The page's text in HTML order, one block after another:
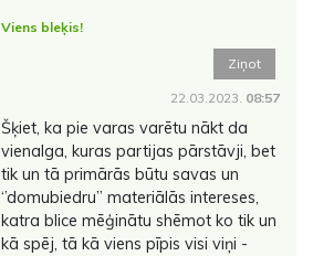
Viens bleķis!
Ziņot
22.03.2023. 08:57
Šķiet, ka pie varas varētu nākt da
vienalga, kuras partijas pārstāvji, bet
tik un tā primārās būtu savas un
‘’domubiedru’’ materiālās intereses,
katra blice mēģinātu shēmot ko tik un
kā spēj, tā kā viens pīpis visi viņi -